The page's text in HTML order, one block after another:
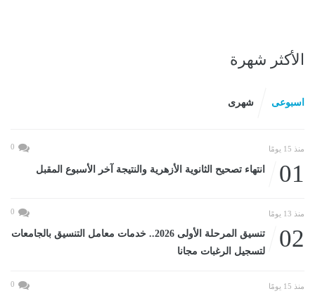
الأكثر شهرة
اسبوعى شهرى
منذ 15 يومًا 0
01 انتهاء تصحيح الثانوية الأزهرية والنتيجة آخر الأسبوع المقبل
منذ 13 يومًا 0
02
تنسيق المرحلة الأولى 2026.. خدمات معامل التنسيق بالجامعات
لتسجيل الرغبات مجانا
منذ 15 يومًا 0